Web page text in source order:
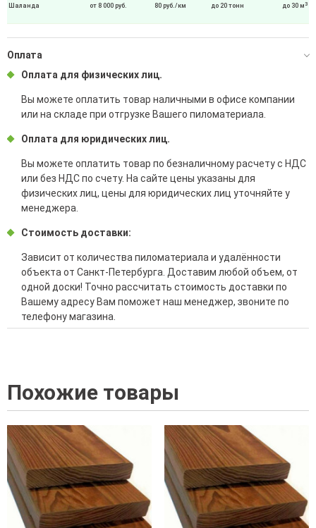
Шаланда от 8 000 руб. 80 руб./км до 20 тонн до 30 м3
Оплата
Оплата для физических лиц.
Вы можете оплатить товар наличными в офисе компании
или на складе при отгрузке Вашего пиломатериала.
Оплата для юридических лиц.
Вы можете оплатить товар по безналичному расчету с НДС
или без НДС по счету. На сайте цены указаны для
физических лиц, цены для юридических лиц уточняйте у
менеджера.
Стоимость доставки:
Зависит от количества пиломатериала и удалённости
объекта от Санкт-Петербурга. Доставим любой объем, от
одной доски! Точно рассчитать стоимость доставки по
Вашему адресу Вам поможет наш менеджер, звоните по
телефону магазина.
Похожие товары